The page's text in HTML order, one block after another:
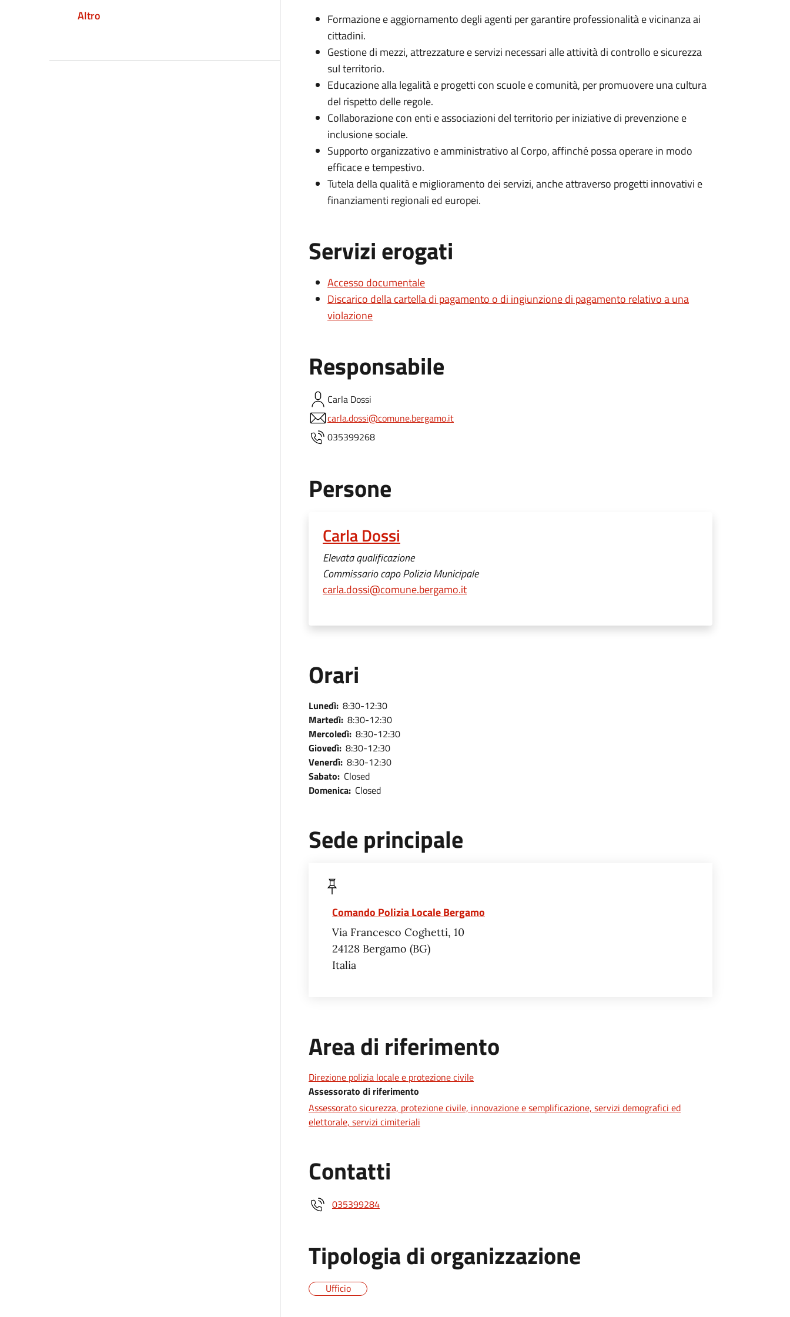
Altro
Formazione e aggiornamento degli agenti per garantire professionalità e vicinanza ai
cittadini.
Gestione di mezzi, attrezzature e servizi necessari alle attività di controllo e sicurezza
sul territorio.
Educazione alla legalità e progetti con scuole e comunità, per promuovere una cultura
del rispetto delle regole.
Collaborazione con enti e associazioni del territorio per iniziative di prevenzione e
inclusione sociale.
Supporto organizzativo e amministrativo al Corpo, affinché possa operare in modo
efficace e tempestivo.
Tutela della qualità e miglioramento dei servizi, anche attraverso progetti innovativi e
finanziamenti regionali ed europei.
Servizi erogati
Accesso documentale
Discarico della cartella di pagamento o di ingiunzione di pagamento relativo a una
violazione
Responsabile
Carla Dossi
carla.dossi@comune.bergamo.it
035399268
Persone
Carla Dossi
Elevata qualificazione
Commissario capo Polizia Municipale
carla.dossi@comune.bergamo.it
Orari
Lunedì: 8:30-12:30
Martedì: 8:30-12:30
Mercoledì: 8:30-12:30
Giovedì: 8:30-12:30
Venerdì: 8:30-12:30
Sabato: Closed
Domenica: Closed
Sede principale
Comando Polizia Locale Bergamo
Via Francesco Coghetti, 10
24128 Bergamo BG
Italia
Area di riferimento
Direzione polizia locale e protezione civile
Assessorato di riferimento
Assessorato sicurezza, protezione civile, innovazione e semplificazione, servizi demografici ed
elettorale, servizi cimiteriali
Contatti
035399284
Tipologia di organizzazione
Ufficio